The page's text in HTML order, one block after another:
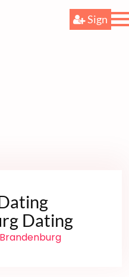
Sign
Dating